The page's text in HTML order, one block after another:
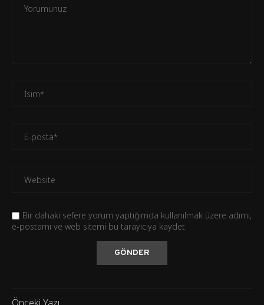
Bir dahaki sefere yorum yaptığımda kullanılmak üzere adımı,
e-postamı ve web sitemi bu tarayıcıya kaydet.
Önceki Yazı